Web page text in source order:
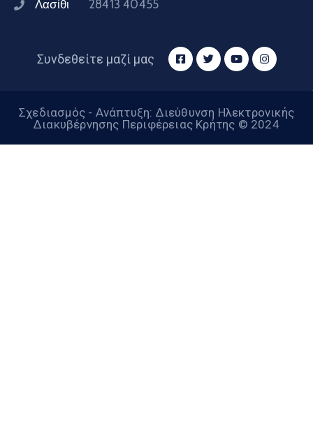
Λασίθι 28413 40455
Συνδεθείτε μαζί μας
Σχεδιασμός - Ανάπτυξη: Διεύθυνση Ηλεκτρονικής
Διακυβέρνησης Περιφέρειας Κρήτης © 2024